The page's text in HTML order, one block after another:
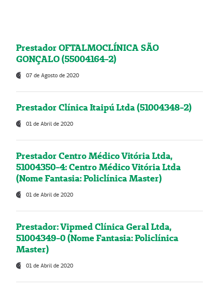
Prestador OFTALMOCLÍNICA SÃO
GONÇALO (55004164-2)
07 de Agosto de 2020
Prestador Clínica Itaipú Ltda (51004348-2)
01 de Abril de 2020
Prestador Centro Médico Vitória Ltda,
51004350-4: Centro Médico Vitória Ltda
(Nome Fantasia: Policlínica Master)
01 de Abril de 2020
Prestador: Vipmed Clínica Geral Ltda,
51004349-0 (Nome Fantasia: Policlínica
Master)
01 de Abril de 2020